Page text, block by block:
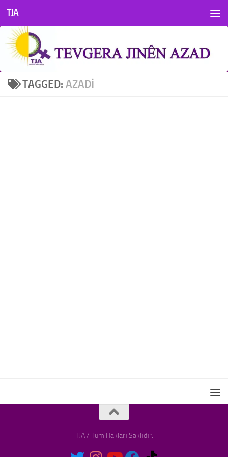
Skip to content
TJA
TAGGED: AZADI
TJA / Tüm Hakları Saklıdır.